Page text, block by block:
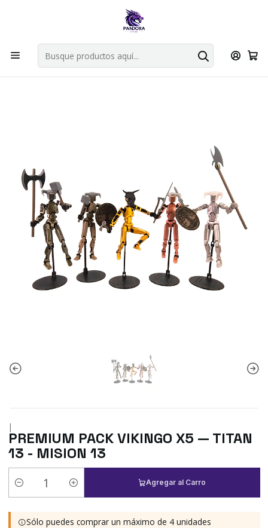
Por compras en cartas singles superiores a 49.990 el envio es
Explorar singles
Inicio Fabrica Pandora Store MISION TITAN 13
PREMIUM PACK VIKINGO X5 — TITAN 13 - MISION 13
|
PREMIUM PACK VIKINGO X5 — TITAN
13 - MISION 13
Cantidad
Agregar al Carro
Sólo puedes comprar un máximo de 4 unidades